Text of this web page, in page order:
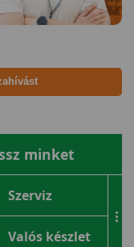
minket
Szerviz
Valós készlet
...